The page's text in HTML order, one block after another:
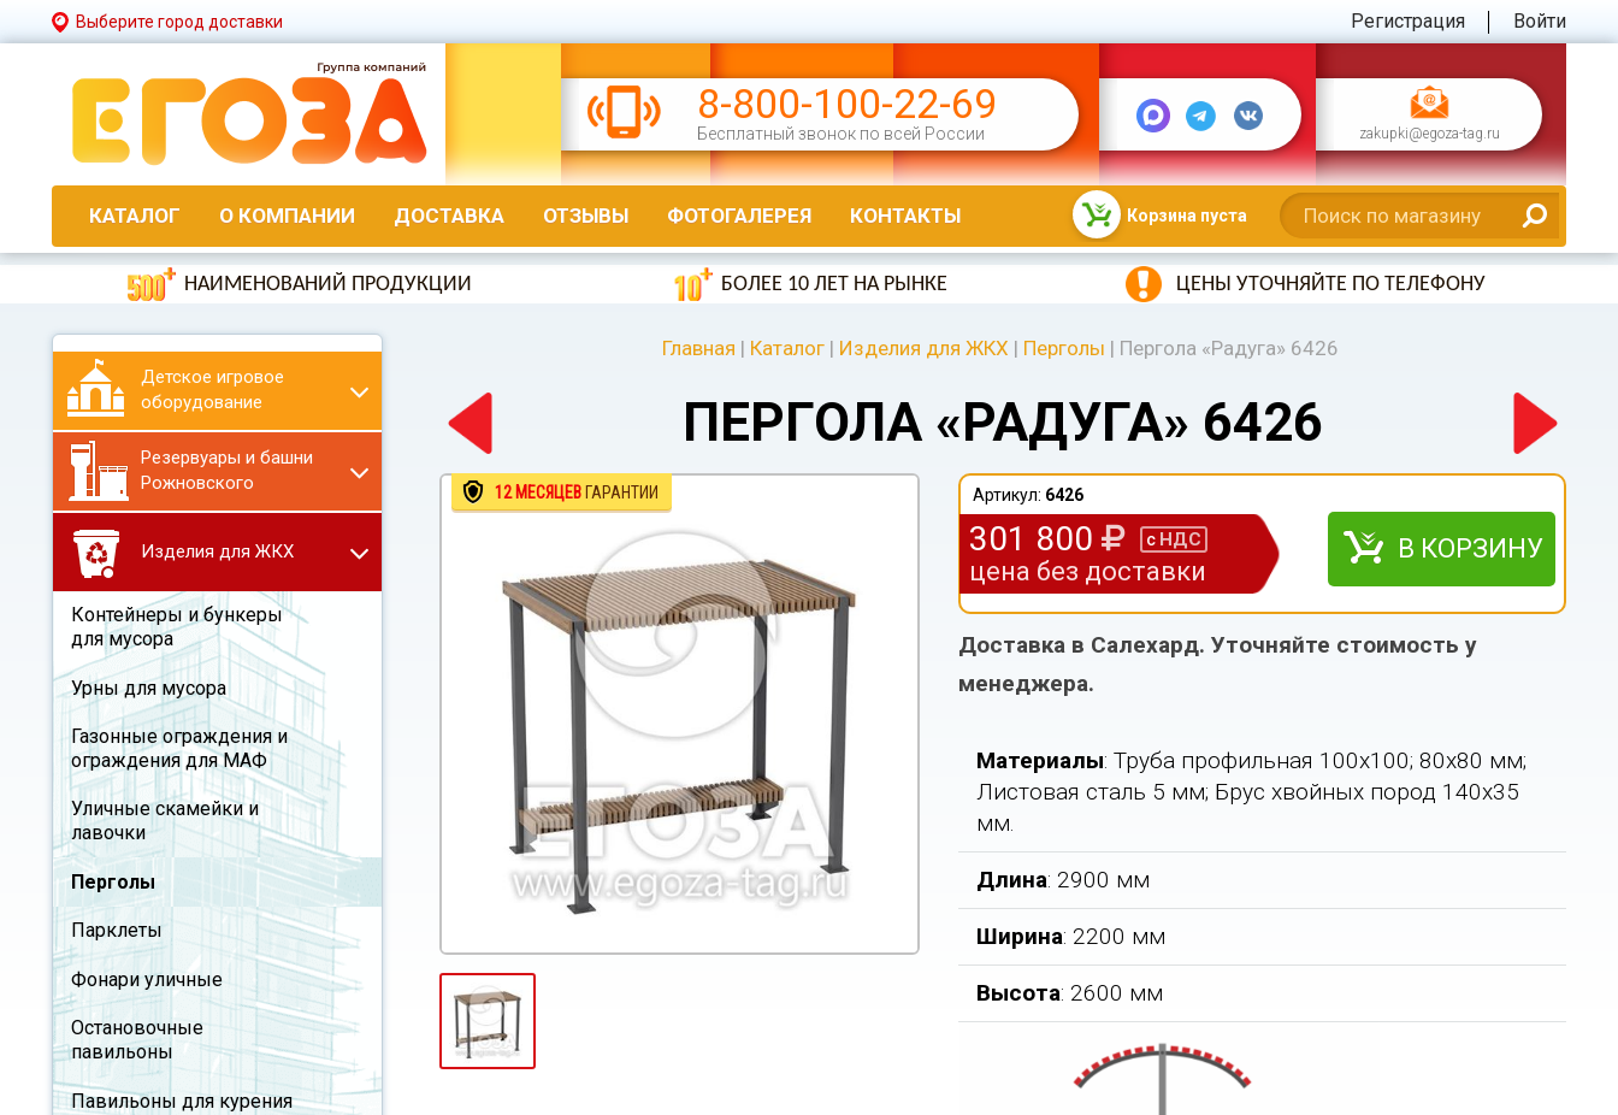
Выберите город доставки Регистрация Войти
8-800-100-22-69
Бесплатный звонок по всей России zakupki@egoza-tag.ru
КАТАЛОГ О КОМПАНИИ ДОСТАВКА ОТЗЫВЫ ФОТОГАЛЕРЕЯ КОНТАКТЫ Корзина пуста
НАИМЕНОВАНИЙ ПРОДУКЦИИ БОЛЕЕ 10 ЛЕТ НА РЫНКЕ ЦЕНЫ УТОЧНЯЙТЕ ПО ТЕЛЕФОНУ
Детское игровое
оборудование
Резервуары и башни
Рожновского
Изделия для ЖКХ
Контейнеры и бункеры
для мусора
Урны для мусора
Газонные ограждения и
ограждения для МАФ
Уличные скамейки и
лавочки
Перголы
Парклеты
Фонари уличные
Остановочные
павильоны
Павильоны для курения
Главная | Каталог | Изделия для ЖКХ | Перголы | Пергола «Радуга» 6426
ПЕРГОЛА «РАДУГА» 6426
12 МЕСЯЦЕВ ГАРАНТИИ Артикул: 6426
301 800 с НДС
цена без доставки
В КОРЗИНУ
Доставка в Салехард. Уточняйте стоимость у
менеджера.
Материалы: Труба профильная 100х100; 80х80 мм;
Листовая сталь 5 мм; Брус хвойных пород 140х35
мм.
Длина: 2900 мм
Ширина: 2200 мм
Высота: 2600 мм